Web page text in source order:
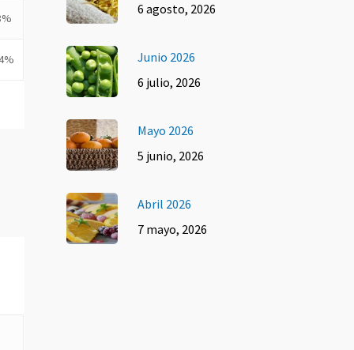
6 agosto, 2026
Junio 2026
6 julio, 2026
Mayo 2026
5 junio, 2026
Abril 2026
7 mayo, 2026